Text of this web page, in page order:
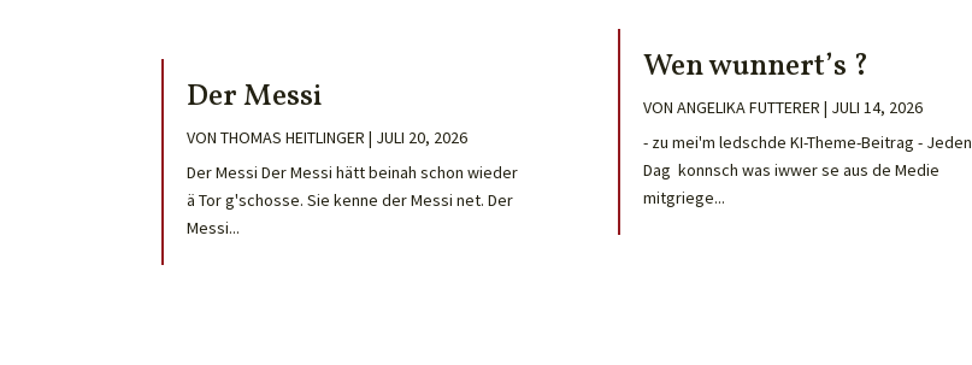
Der Messi
VONTHOMAS HEITLINGER | JULI 20, 2026
Der Messi Der Messi hätt beinah schon wieder
ä Tor g'schosse. Sie kenne der Messi net. Der
Messi...
Wen wunnert’s ?
VON ANGELIKA FUTTERER | JULI 14, 2026
- zu mei'm ledschde KI-Theme-Beitrag - Jeden
Dag konnsch was iwwer se aus de Medie
mitgriege...